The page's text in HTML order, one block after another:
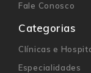
Fale Conosco
Categorias
Clínicas e
Especialidades